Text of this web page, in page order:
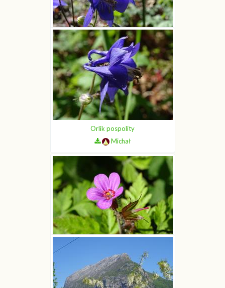
Orlik pospolity
Michał
Orlik pospolity
Michał
Bodziszek cuchnący
Michał